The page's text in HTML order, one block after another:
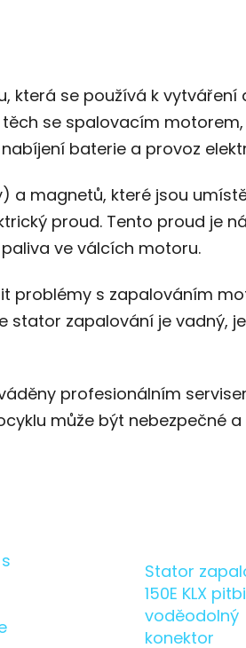
se používá k
se spalovacím
baterie a provoz
magnetů, které jsou
proud. Tento proud je
ve válcích motoru.
problémy s zapalováním
zapalování je vadný,
profesionálním
může být nebezpečné
Stator
150E KLX
voděodolný
konektor